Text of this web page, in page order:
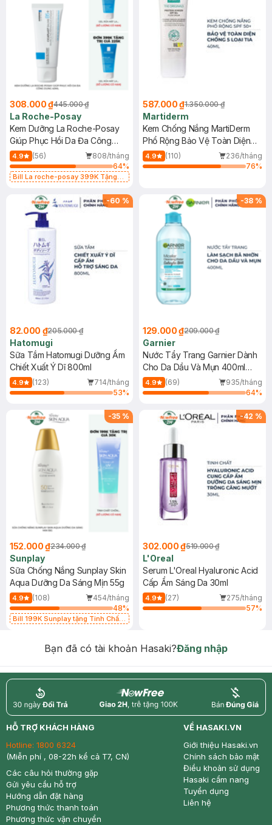
308.000 ₫445.000 ₫
La Roche-Posay
Kem Dưỡng La Roche-Posay
Giúp Phục Hồi Da Đa Công
Dụng 40ml
4.9 (56)
808/tháng
64%
Bill La roche-posay 399K Tặng
(SL có hạn)
587.000 ₫1.350.000 ₫
Martiderm
Kem Chống Nắng MartiDerm
Phổ Rộng Bảo Vệ Toàn Diện
40ml
4.9 (110)
236/tháng
76%
-60 %
82.000 ₫205.000 ₫
Hatomugi
Sữa Tắm Hatomugi Dưỡng Ẩm
Chiết Xuất Ý Dĩ 800ml
4.9 (123)
714/tháng
53%
-38 %
129.000 ₫209.000 ₫
Garnier
Nước Tẩy Trang Garnier Dành
Cho Da Dầu Và Mụn 400ml
(Mới)
4.9 (69)
935/tháng
64%
-35 %
152.000 ₫234.000 ₫
Sunplay
Sữa Chống Nắng Sunplay Skin
Aqua Dưỡng Da Sáng Mịn 55g
4.9 (108)
454/tháng
48%
Bill 199K Sunplay tặng Tinh Chất
-42 %
302.000 ₫519.000 ₫
L'Oreal
Serum L'Oreal Hyaluronic Acid
Cấp Ẩm Sáng Da 30ml
4.9 (27)
275/tháng
57%
Bạn đã có tài khoản Hasaki?Đăng nhập
return nowfree price
HỖ TRỢ KHÁCH HÀNG
Hotline: 1800 6324
(Miễn phí , 08-22h kể cả T7, CN)
Các câu hỏi thường gặp
Gửi yêu cầu hỗ trợ
Hướng dẫn đặt hàng
Phương thức thanh toán
Phương thức vận chuyển
VỀ HASAKI.VN
Giới thiệu Hasaki.vn
Chính sách bảo mật
Điều khoản sử dụng
Hasaki cẩm nang
Tuyển dụng
Liên hệ